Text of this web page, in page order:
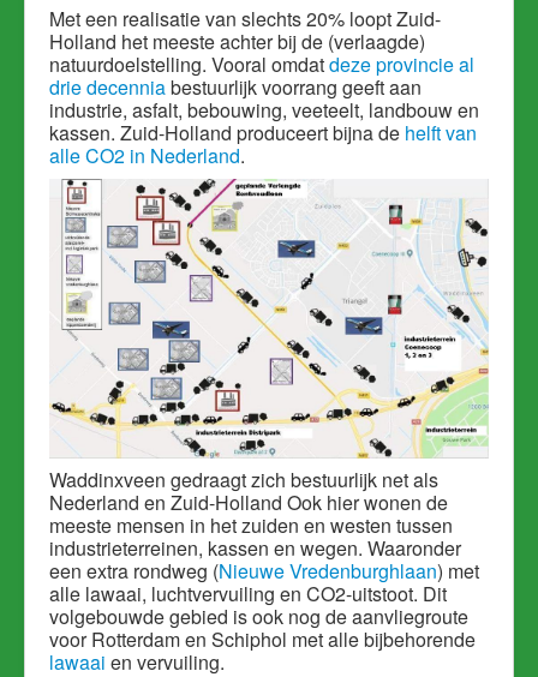
Met een realisatie van slechts 20% loopt Zuid-
Holland het meeste achter bij de (verlaagde)
natuurdoelstelling. Vooral omdatdeze provincie al
drie decenniabestuurlijk voorrang geeft aan
industrie, asfalt, bebouwing, veeteelt, landbouw en
kassen. Zuid-Holland produceert bijna de helft van
alle CO2 in Nederland.
Waddinxveen gedraagt zich bestuurlijk net als
Nederland en Zuid-Holland Ook hier wonen de
meeste mensen in het zuiden en westen tussen
industrieterreinen, kassen en wegen. Waaronder
een extra rondweg (Nieuwe Vredenburghlaan) met
alle lawaai, luchtvervuiling en CO2-uitstoot. Dit
volgebouwde gebied is ook nog de aanvliegroute
voor Rotterdam en Schiphol met alle bijbehorende
lawaai en vervuiling.